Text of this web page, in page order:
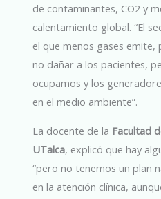
de contaminantes, CO2 y
calentamiento global. “El
el que menos gases
no dañar a los pacientes,
ocupamos y los
en el medio ambiente”.
La docente de la Facultad
UTalca, explicó que hay
“pero no tenemos un plan
en la atención clínica,